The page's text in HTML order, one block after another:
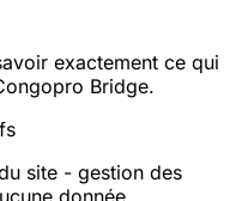
exactement ce qui
Bridge.
site - gestion des
donnée